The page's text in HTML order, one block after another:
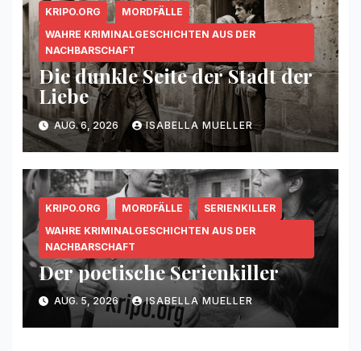
KRIPO.ORG
MORDFÄLLE
WAHRE KRIMINALGESCHICHTEN AUS DER
NACHBARSCHAFT
Die dunkle Seite der Stadt der
Liebe
AUG. 6, 2026 ISABELLA MUELLER
KRIPO.ORG MORDFÄLLE
SERIENKILLER
WAHRE KRIMINALGESCHICHTEN AUS DER
NACHBARSCHAFT
Der poetische Serienkiller
AUG. 5, 2026 ISABELLA MUELLER